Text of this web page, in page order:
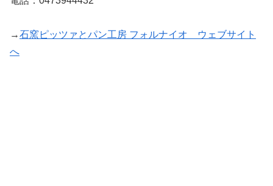
→石窯ピッツァとパン工房 フォルナイオ ウェブサイト
へ